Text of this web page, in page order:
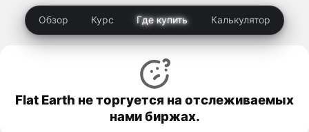
Обзор Курс Где купить Калькулятор
Flat Earth не торгуется на отслеживаемых
нами биржах.